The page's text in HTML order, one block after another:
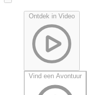
Ontdek in Video
Vind een Avontuur